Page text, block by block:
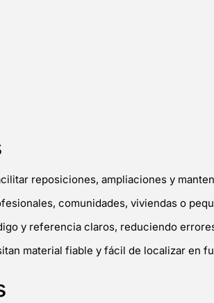
reposiciones, ampliaciones y
comunidades, viviendas o
y referencia claros, reduciendo
material fiable y fácil de localizar en